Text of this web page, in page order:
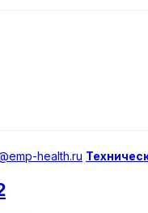
health.ru